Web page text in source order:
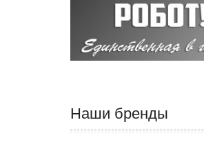
Наши бренды